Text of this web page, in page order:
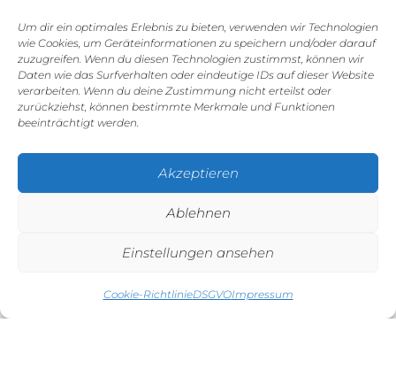
Um dir ein optimales Erlebnis zu bieten, verwenden wir Technologien
wie Cookies, um Geräteinformationen zu speichern und/oder darauf
zuzugreifen. Wenn du diesen Technologien zustimmst, können wir
Daten wie das Surfverhalten oder eindeutige IDs auf dieser Website
verarbeiten. Wenn du deine Zustimmung nicht erteilst oder
zurückziehst, können bestimmte Merkmale und Funktionen
beeinträchtigt werden.
Akzeptieren
Ablehnen
Einstellungen ansehen
Cookie-RichtlinieDSGVOImpressum